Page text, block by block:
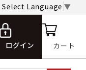
Select Language ▼
ログイン カート